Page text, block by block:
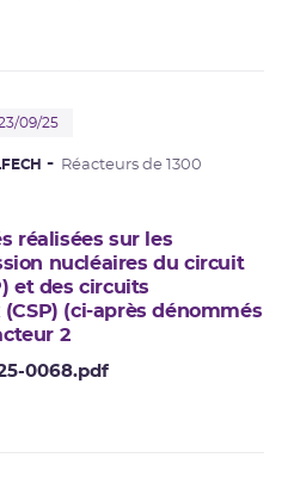
09/25
Réacteurs de 1300
réalisées sur les
nucléaires du circuit
et des circuits
(ci-après dénommés
2
0068.pdf